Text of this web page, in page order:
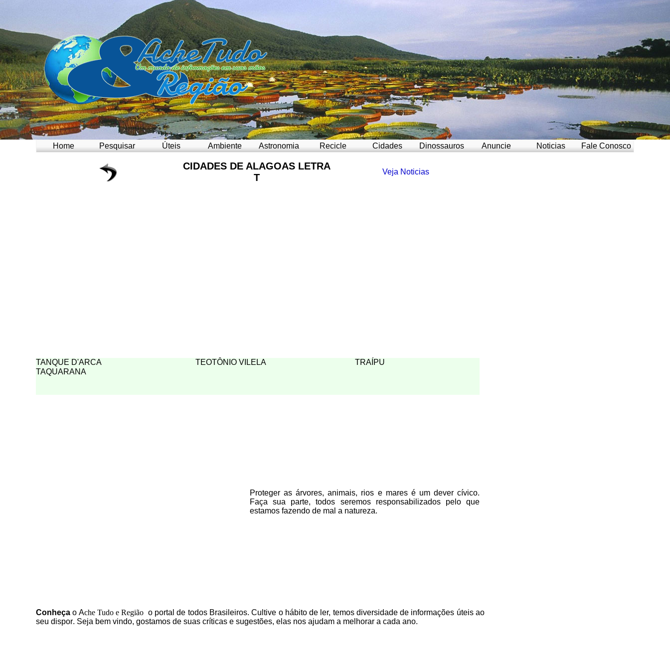
Home Pesquisar Úteis Ambiente Astronomia Recicle Cidades Dinossauros Anuncie Noticias Fale Conosco
CIDADES DE ALAGOAS LETRA
T
Veja Noticias
TANQUE D'ARCA TEOTÔNIO VILELA
TRAÍPU
TAQUARANA
Proteger as árvores, animais, rios e mares é um dever cívico.
Faça sua parte, todos seremos responsabilizados pelo que
estamos fazendo de mal a natureza.
Conheça o Ache Tudo e Região o portalde todos Brasileiros. Cultive o hábito de ler, temos diversidade de informações úteisao
seu dispor. Seja bem vindo, gostamos de suas críticas e sugestões, elas nos ajudam a melhorar a cada ano.